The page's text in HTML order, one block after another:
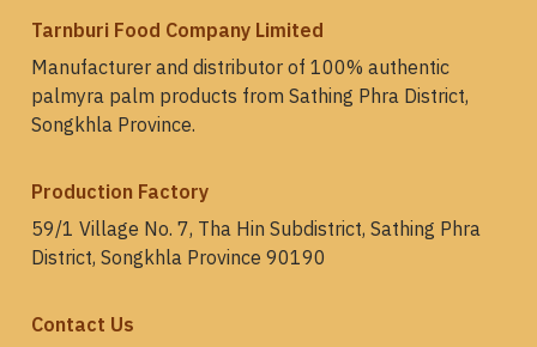
Tarnburi Food Company Limited
Manufacturer and distributor of 100% authentic
palmyra palm products from Sathing Phra District,
Songkhla Province.
Production Factory
59/1 Village No. 7, Tha Hin Subdistrict, Sathing Phra
District, Songkhla Province 90190
Contact Us